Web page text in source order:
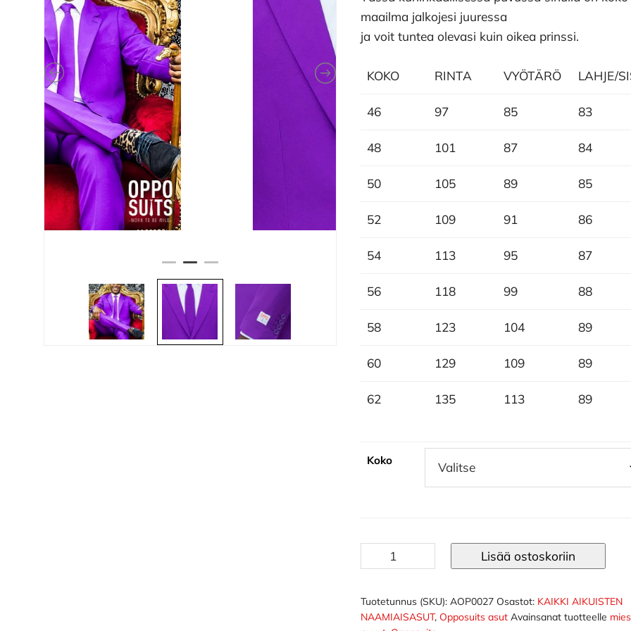
maailma jalkojesi juuressa
ja voit tuntea olevasi kuin oikea prinssi.
KOKO RINTA VYÖTÄRÖ LAHJE/
46 97 85 83
48 101 87 84
50 105 89 85
52 109 91 86
54 113 95 87
56 118 99 88
58 123 104 89
60 129 109 89
62 135 113 89
Koko
Purple
Prince
asu
määrä
Lisää ostoskoriin
Tuotetunnus (SKU):AOP0027 Osastot: KAIKKI AIKUISTEN
NAAMIAISASUT, Opposuits asut Avainsanat tuotteelle